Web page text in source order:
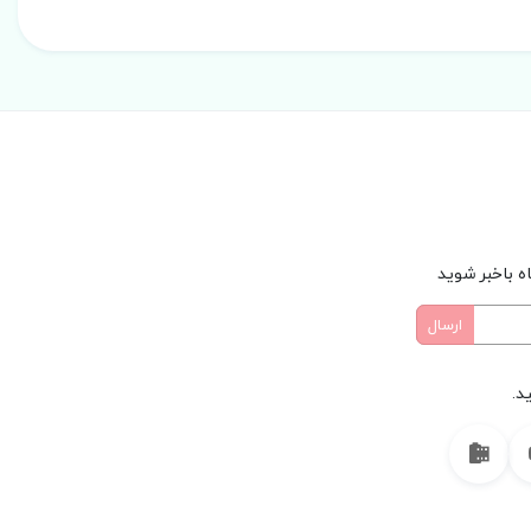
باخبر شوید